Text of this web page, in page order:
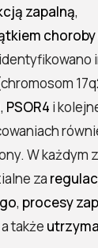
zapalną,
PSOR4 i
W każdym
za
, procesy
a także